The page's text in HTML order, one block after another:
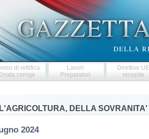
di rettifica
corrige
Lavori
Preparatori
Direttive
recepite
DELLA
2024